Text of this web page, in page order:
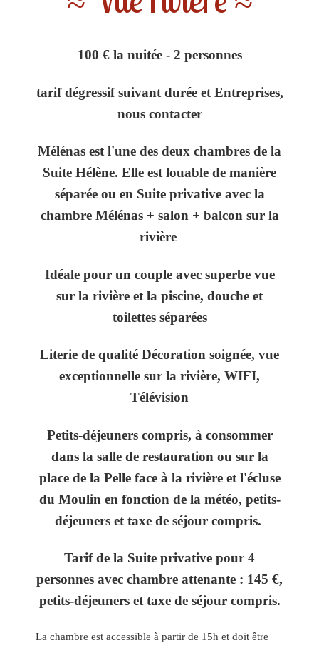
100 € la nuitée - 2 personnes
tarif dégressif suivant durée et Entreprises,
nous contacter
Mélénas est l'une des deux chambres de la
Suite Hélène. Elle est louable de manière
séparée ou en Suite privative avec la
chambre Mélénas + salon + balcon sur la
rivière
Idéale pour un couple avec superbe vue
sur la rivière et la piscine, douche et
toilettes séparées
Literie de qualité Décoration soignée, vue
exceptionnelle sur la rivière, WIFI,
Télévision
Petits-déjeuners compris, à consommer
dans la salle de restauration ou sur la
place de la Pelle face à la rivière et l'écluse
du Moulin en fonction de la météo, petits-
déjeuners et taxe de séjour compris.
Tarif de la Suite privative pour 4
personnes avec chambre attenante : 145 €,
petits-déjeuners et taxe de séjour compris.
La chambre est accessible à partir de 15h et doit être